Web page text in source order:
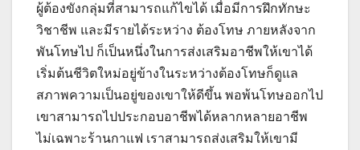
ผู้ต้องขังกลุ่มที่สามารถแก้ไขได้ เมื่อมีการฝึกทักษะ
วิชาชีพ และมีรายได้ระหว่าง ต้องโทษ ภายหลังจาก
พันโทษไป ก็เป็นหนึ่งในการส่งเสริมอาชีพให้เขาได้
เริ่มต้นชีวิตใหม่อยู่ข้างในระหว่างต้องโทษก็ดูแล
สภาพความเป็นอยู่ของเขาให้ดีขึ้น พอพ้นโทษออกไป
เขาสามารถไปประกอบอาชีพได้หลากหลายอาชีพ
ไม่เฉพาะร้านกาแฟ เราสามารถส่งเสริมให้เขามี